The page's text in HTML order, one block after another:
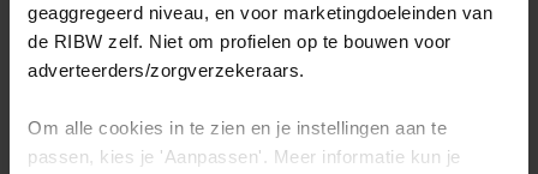
geaggregeerd niveau, en voor marketingdoeleinden van
de RIBW zelf. Niet om profielen op te bouwen voor
adverteerders/zorgverzekeraars.
Om alle cookies in te zien en je instellingen aan te
passen, kies je 'Aanpassen'. Meer informatie kun je